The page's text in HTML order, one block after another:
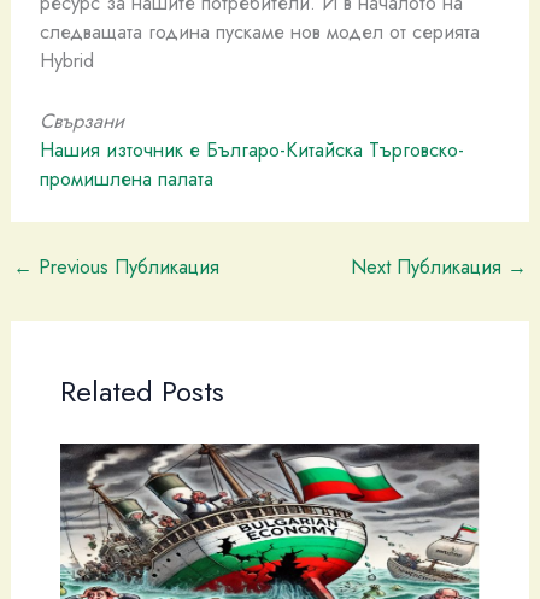
следващата година пускаме нов модел от серията
Hybrid
Свързани
Нашия източник е Българо-Китайска Търговско-
промишлена палaта
← Previous Публикация Next Публикация →
Related Posts